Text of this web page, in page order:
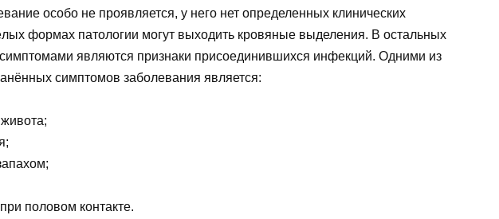
особо не проявляется, у него нет определенных клинических
формах патологии могут выходить кровяные выделения. В остальных
являются признаки присоединившихся инфекций. Одними из
симптомов заболевания является:
половом контакте.